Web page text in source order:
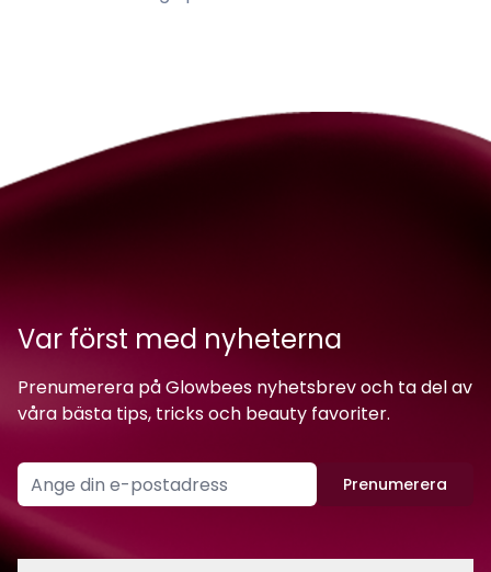
Var först med nyheterna
Prenumerera på Glowbees nyhetsbrev och ta del av
våra bästa tips, tricks och beauty favoriter.
Prenumerera